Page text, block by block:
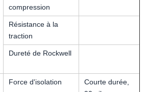
compression
Résistance à la
traction
Dureté de Rockwell
Force d'isolation
Courte durée,